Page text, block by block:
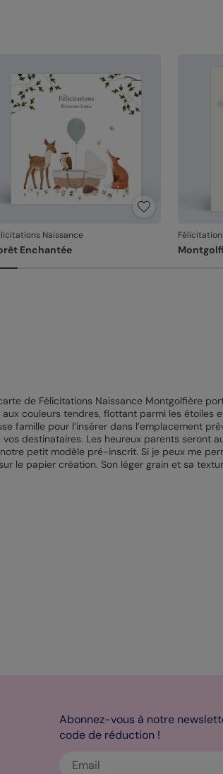
Naissance
Enchantée
de Félicitations Naissance Montgolfière
couleurs tendres, flottant parmi les
famille pour l’insérer dans l’emplacement
destinataires. Les heureux parents seront
petit modèle pré-inscrit. Si je peux me
le papier création. Son léger grain et sa
Abonnez-vous à notre
code de réduction !